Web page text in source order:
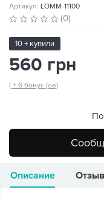
Артикул: LOMM-11100
(0)
10 + купили
560 грн
( + 6 бонус (ов)
Описание